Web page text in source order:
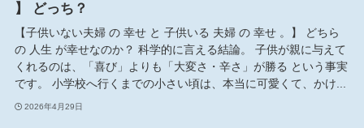
】 どっち？
【子供いない夫婦 の 幸せ と 子供いる 夫婦 の 幸せ 。】 どちら
の 人生 が幸せなのか？ 科学的に言える結論。 子供が親に与えて
くれるのは、「喜び」よりも「大変さ・辛さ」が勝る という事実
です。 小学校へ行くまでの小さい頃は、本当に可愛くて、かけ...
2026年4月29日